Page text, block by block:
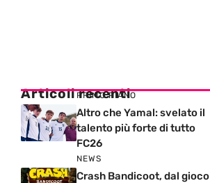
Articoli recenti
PRIMO PIANO
Altro che Yamal: svelato il
talento più forte di tutto
FC26
NEWS
Crash Bandicoot, dal gioco